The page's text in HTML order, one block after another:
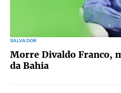
SALVADOR
Morre Divaldo Franco,
da Bahia